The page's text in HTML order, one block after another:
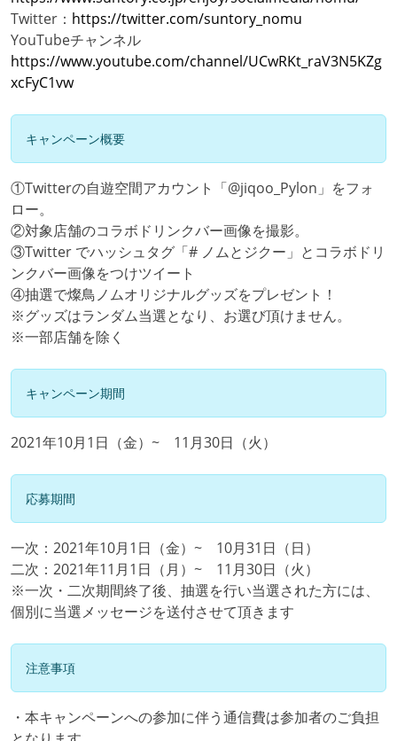
Twitter： https://twitter.com/suntory_nomu
YouTubeチャンネル
https://www.youtube.com/channel/UCwRKt_raV3N5KZg
xcFyC1vw
キャンペーン概要
①Twitterの自遊空間アカウント「@jiqoo_Pylon」をフォ
ロー。
②対象店舗のコラボドリンクバー画像を撮影。
③Twitter でハッシュタグ「# ノムとジクー」とコラボドリ
ンクバー画像をつけツイート
④抽選で燦鳥ノムオリジナルグッズをプレゼント！
※グッズはランダム当選となり、お選び頂けません。
※一部店舗を除く
キャンペーン期間
2021年10月1日（金）~ 11月30日（火）
応募期間
一次：2021年10月1日（金）~ 10月31日（日）
二次：2021年11月1日（月）~ 11月30日（火）
※一次・二次期間終了後、抽選を行い当選された方には、
個別に当選メッセージを送付させて頂きます
注意事項
・本キャンペーンへの参加に伴う通信費は参加者のご負担